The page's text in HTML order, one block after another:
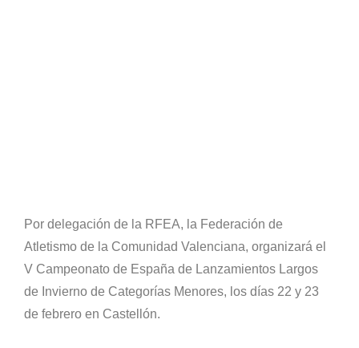
Por delegación de la RFEA, la Federación de
Atletismo de la Comunidad Valenciana, organizará el
V Campeonato de España de Lanzamientos Largos
de Invierno de Categorías Menores, los días 22 y 23
de febrero en Castellón.